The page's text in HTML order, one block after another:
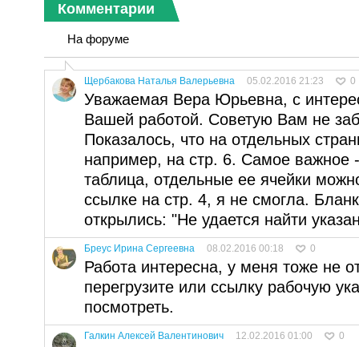
Комментарии
На форуме
Щербакова Наталья Валерьевна 05.02.2016 21:23 0
Уважаемая Вера Юрьевна, с
Вашей работой. Советую Вам не
Показалось, что на отдельных
например, на стр. 6. Самое важное
таблица, отдельные ее ячейки
ссылке на стр. 4, я не смогла.
открылись: "Не удается найти
Бреус Ирина Сергеевна 08.02.2016 00:18 0
Работа интересна, у меня тоже не
перегрузите или ссылку рабочую
посмотреть.
Галкин Алексей Валентинович 12.02.2016 01:00 0